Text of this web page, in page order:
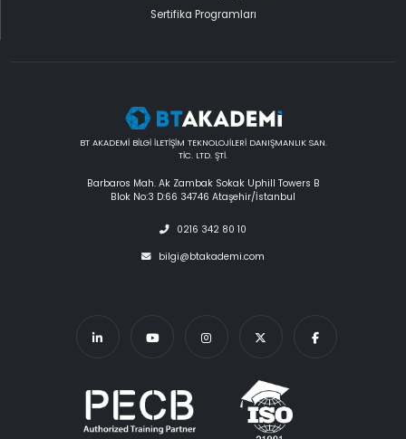
Sertifika Programları
BT AKADEMİ BİLGİ İLETİŞİM TEKNOLOJİLERİ DANIŞMANLIK SAN.
TİC. LTD. ŞTİ.
Barbaros Mah. Ak Zambak Sokak Uphill Towers B
Blok No:3 D:66 34746 Ataşehir/İstanbul
0216 342 80 10
bilgi@btakademi.com